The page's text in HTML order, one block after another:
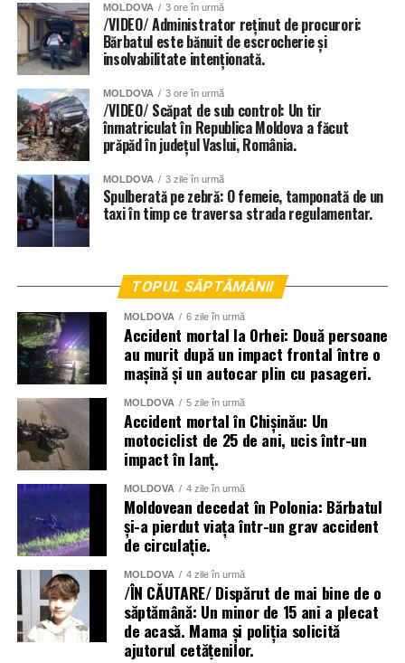
parcările amenajate în subsolurile blocurilor locative.
aproape două mii de angajați ai Ministerului Afacerilor
Interne, dar și toate serviciile specializate de nivel local,
raional și național.
Menționăm că meteorologii prognozează vreme instabilă
și pentru următoarele zile.
MOLDOVA 3 ore în urmă
/VIDEO/ Administrator reținut de procurori:
Bărbatul este bănuit de escrocherie și
insolvabilitate intenționată.
MOLDOVA 3 ore în urmă
/VIDEO/ Scăpat de sub control: Un tir
înmatriculat în Republica Moldova a făcut
prăpăd în județul Vaslui, România.
MOLDOVA 3 zile în urmă
Spulberată pe zebră: O femeie, tamponată de un
taxi în timp ce traversa strada regulamentar.
TOPUL SĂPTĂMÂNII
MOLDOVA 6 zile în urmă
Accident mortal la Orhei: Două persoane
au murit după un impact frontal între o
mașină și un autocar plin cu pasageri.
MOLDOVA 5 zile în urmă
Accident mortal în Chișinău: Un
motociclist de 25 de ani, ucis într-un
impact în lanț.
MOLDOVA 4 zile în urmă
Moldovean decedat în Polonia: Bărbatul
și-a pierdut viața într-un grav accident
de circulație.
MOLDOVA 4 zile în urmă
/ÎN CĂUTARE/ Dispărut de mai bine de o
săptămână: Un minor de 15 ani a plecat
de acasă. Mama și poliția solicită
ajutorul cetățenilor.